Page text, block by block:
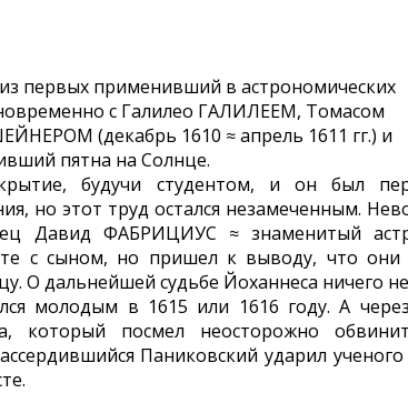
первых применивший в астрономических
с Галилео ГАЛИЛЕЕМ, Томасом
(декабрь 1610 ≈ апрель 1611 гг.) и
пятна на Солнце.
будучи студентом, и он был
но этот труд остался незамеченным.
Давид ФАБРИЦИУС ≈ знаменитый
с сыном, но пришел к выводу, что
О дальнейшей судьбе Йоханнеса ничего
молодым в 1615 или 1616 году. А
который посмел неосторожно
Паниковский ударил